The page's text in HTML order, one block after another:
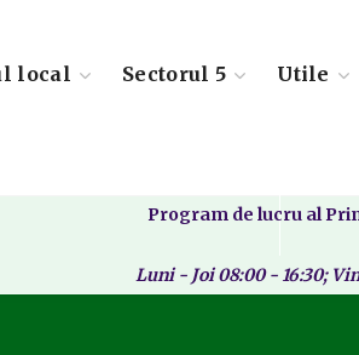
local Sectorul 5 Utile
Program de lucru al
Luni - Joi 08:00 - 16:30;